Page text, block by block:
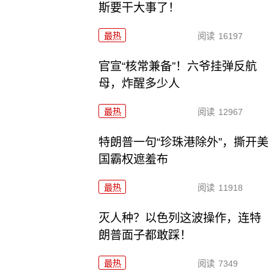
斯要干大事了！
最热 阅读 16197
官宣“核常兼备”！六爷挂弹反航
母，炸醒多少人
最热 阅读 12967
特朗普一句“珍珠港除外”，撕开美
国霸权遮羞布
最热 阅读 11918
灭人种？以色列这波操作，连特
朗普面子都敢踩！
最热 阅读 7349